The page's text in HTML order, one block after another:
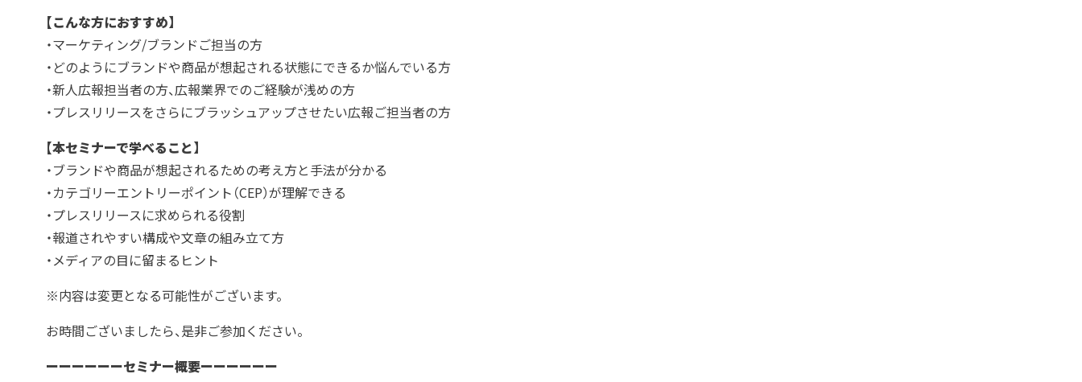
【こんな方におすすめ】
・マーケティング/ブランドご担当の方
・どのようにブランドや商品が想起される状態にできるか悩んでいる方
・新人広報担当者の方、広報業界でのご経験が浅めの方
・プレスリリースをさらにブラッシュアップさせたい広報ご担当者の方
【本セミナーで学べること】
・ブランドや商品が想起されるための考え方と手法が分かる
・カテゴリーエントリーポイント（CEP）が理解できる
・プレスリリースに求められる役割
・報道されやすい構成や文章の組み立て方
・メディアの目に留まるヒント
※内容は変更となる可能性がございます。
お時間ございましたら、是非ご参加ください。
ーーーーーーセミナー概要ーーーーーー